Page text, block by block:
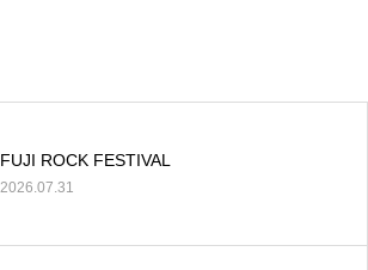
FUJI ROCK FESTIVAL
2026.07.31